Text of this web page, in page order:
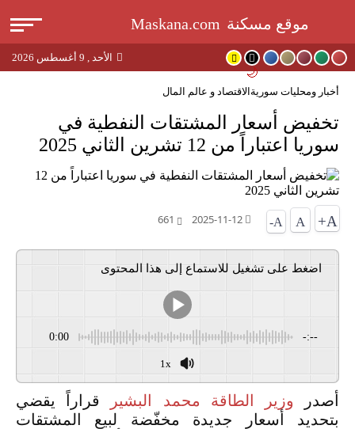
الأحد , 9 أغسطس 2026 بحث
موقع مسكنة Maskana.com
🌙
أخبار ومحليات سورية الاقتصاد و عالم المال
تخفيض أسعار المشتقات النفطية في
سوريا اعتباراً من 12 تشرين الثاني 2025
A+
A
A-
2025-11-12
اضغط على تشغيل للاستماع إلى هذا المحتوى
0:00 -:--
1x
أصدر وزير الطاقة محمد البشير
قراراً يقضي
بتحديد أسعار جديدة مخفّضة لبيع المشتقات